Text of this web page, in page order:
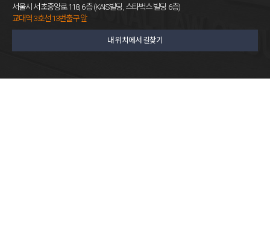
서울시 서초중앙로 118, 6층 (KAIS빌딩, 스타벅스 빌딩 6층)
교대역 3호선 13번출구 앞
내 위치에서 길찾기